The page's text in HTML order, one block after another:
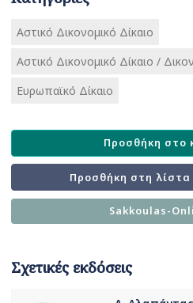
Αστικό Δικονομικό Δίκαιο
Αστικό Δικονομικό Δίκαιο /
Ευρωπαϊκό Δίκαιο
Προσθήκη στο
Προσθήκη στη
Sakkoulas-
Σχετικές εκδόσεις